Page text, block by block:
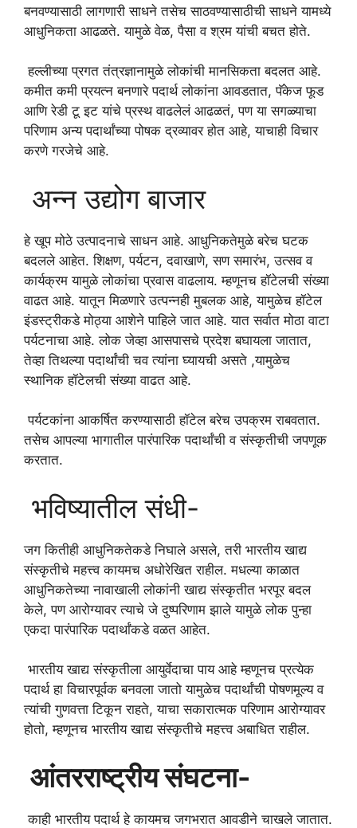
बनवण्यासाठी लागणारी साधने तसेच साठवण्यासाठीची साधने यामध्ये
आधुनिकता आढळते. यामुळे वेळ, पैसा व श्रम यांची बचत होते.
हल्लीच्या प्रगत तंत्रज्ञानामुळे लोकांची मानसिकता बदलत आहे.
कमीत कमी प्रयत्न बनणारे पदार्थ लोकांना आवडतात, पॅकेज फूड
आणि रेडी टू इट यांचे प्रस्थ वाढलेलं आढळतं, पण या सगळ्याचा
परिणाम अन्य पदार्थांच्या पोषक द्रव्यावर होत आहे, याचाही विचार
करणे गरजेचे आहे.
अन्न उद्योग बाजार
हे खूप मोठे उत्पादनाचे साधन आहे. आधुनिकतेमुळे बरेच घटक
बदलले आहेत. शिक्षण, पर्यटन, दवाखाणे, सण समारंभ, उत्सव व
कार्यक्रम यामुळे लोकांचा प्रवास वाढलाय. म्हणूनच हॉटेलची संख्या
वाढत आहे. यातून मिळणारे उत्पन्नही मुबलक आहे, यामुळेच हॉटेल
इंडस्ट्रीकडे मोठ्या आशेने पाहिले जात आहे. यात सर्वात मोठा वाटा
पर्यटनाचा आहे. लोक जेव्हा आसपासचे प्रदेश बघायला जातात,
तेव्हा तिथल्या पदार्थांची चव त्यांना घ्यायची असते ,यामुळेच
स्थानिक हॉटेलची संख्या वाढत आहे.
पर्यटकांना आकर्षित करण्यासाठी हॉटेल बरेच उपक्रम राबवतात.
तसेच आपल्या भागातील पारंपारिक पदार्थांची व संस्कृतीची जपणूक
करतात.
भविष्यातील संधी-
जग कितीही आधुनिकतेकडे निघाले असले, तरी भारतीय खाद्य
संस्कृतीचे महत्त्व कायमच अधोरेखित राहील. मधल्या काळात
आधुनिकतेच्या नावाखाली लोकांनी खाद्य संस्कृतीत भरपूर बदल
केले, पण आरोग्यावर त्याचे जे दुष्परिणाम झाले यामुळे लोक पुन्हा
एकदा पारंपारिक पदार्थांकडे वळत आहेत.
भारतीय खाद्य संस्कृतीला आयुर्वेदाचा पाय आहे म्हणूनच प्रत्येक
पदार्थ हा विचारपूर्वक बनवला जातो यामुळेच पदार्थांची पोषणमूल्य व
त्यांची गुणवत्ता टिकून राहते, याचा सकारात्मक परिणाम आरोग्यावर
होतो, म्हणूनच भारतीय खाद्य संस्कृतीचे महत्त्व अबाधित राहील.
आंतरराष्ट्रीय संघटना-
काही भारतीय पदार्थ हे कायमच जगभरात आवडीने चाखले जातात.